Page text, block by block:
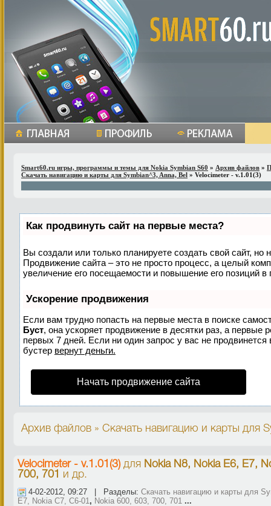
Smart60.ru игры, программы и темы для Nokia Symbian S60 » Архив файлов »
Скачать навигацию и карты для Symbian^3, Anna, Bel » Velocimeter - v.1.01(3)
Как продвинуть сайт на первые места?
Вы создали или только планируете создать свой сайт, но
Продвижение сайта – это не просто процесс, а целый
увеличение его посещаемости и повышение его позиций в
Ускорение продвижения
Если вам трудно попасть на первые места в поиске
Буст, она ускоряет продвижение в десятки раз, а первые
первых 7 дней. Если ни один запрос у вас не
бустер вернут деньги.
Начать продвижение сайта
Архив файлов » Скачать навигацию и карты для
Velocimeter - v.1.01(3) для Nokia N8, Nokia E6, E7,
700, 701
и др.
4-02-2012, 09:27 | Разделы: Скачать навигацию и карты для
E7, Nokia C7, C6-01, Nokia 600, 603, 700, 701 ...